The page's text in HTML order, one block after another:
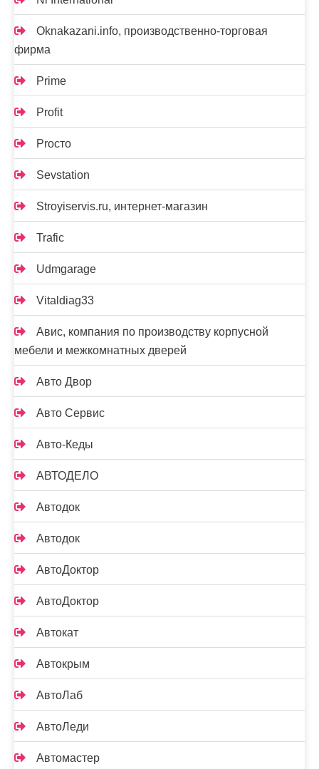
Oknakazani.info, производственно-торговая
фирма
Prime
Profit
Proсто
Sevstation
Stroyiservis.ru, интернет-магазин
Trafic
Udmgarage
Vitaldiag33
Авис, компания по производству корпусной
мебели и межкомнатных дверей
Авто Двор
Авто Сервис
Авто-Кеды
АВТОДЕЛО
Автодок
Автодок
АвтоДоктор
АвтоДоктор
Автокат
Автокрым
АвтоЛаб
АвтоЛеди
Автомастер